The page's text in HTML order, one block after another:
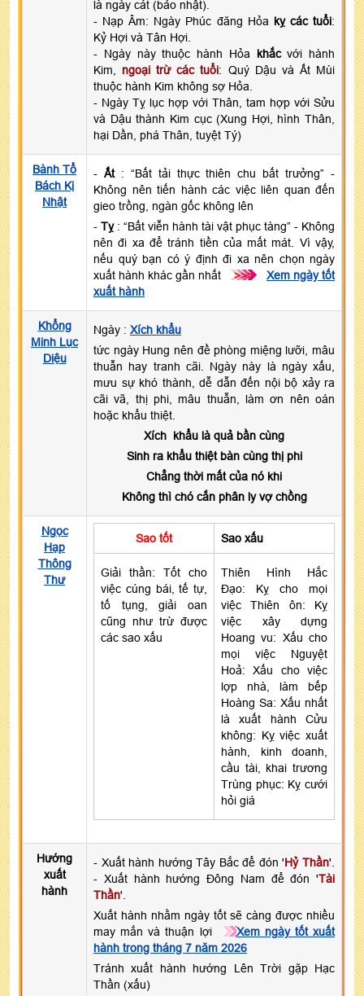
là ngày cát (bảo nhật).
- Nạp Âm: Ngày Phúc đăng Hỏa kỵ các tuổi:
Kỷ Hợi và Tân Hợi.
- Ngày này thuộc hành Hỏa khắcvới hành
Kim, ngoại trừ các tuổi: Quý Dậu và Ất Mùi
thuộc hành Kim không sợ Hỏa.
- Ngày Tỵ lục hợp với Thân, tam hợp với Sửu
và Dậu thành Kim cục (Xung Hợi, hình Thân,
hại Dần, phá Thân, tuyệt Tý)
Bành Tổ
Bách Kị
Nhật
- Ất: “Bất tải thực thiên chu bất trưởng” -
Không nên tiến hành các việc liên quan đến
gieo trồng, ngàn gốc không lên
- Tỵ: “Bất viễn hành tài vật phục tàng” - Không
nên đi xa để tránh tiền của mất mát. Vì vậy,
nếu quý bạn có ý định đi xa nên chọn ngày
xuất hành khác gần nhất
>>>
Xem ngày tốt
xuất hành
Khổng
Minh Lục
Diệu
Ngày : Xích khẩu
tức ngày Hung nên đề phòng miệng lưỡi, mâu
thuẫn hay tranh cãi. Ngày này là ngày xấu,
mưu sự khó thành, dễ dẫn đến nội bộ xảy ra
cãi vã, thị phi, mâu thuẫn, làm ơn nên oán
hoặc khẩu thiệt.
Xích khẩu là quả bần cùng
Sinh ra khẩu thiệt bàn cùng thị phi
Chẳng thời mất của nó khi
Không thì chó cắn phân ly vợ chồng
Ngọc
Hạp
Thông
Thư
Sao tốt Sao xấu
Giải thần: Tốt cho
việc cúng bái, tế tự,
tố tụng, giải oan
cũng như trừ được
các sao xấu
Thiên Hình Hắc
Đạo: Kỵ cho mọi
việc Thiên ôn: Kỵ
việc xây dựng
Hoang vu: Xấu cho
mọi việc Nguyệt
Hoả: Xấu cho việc
lợp nhà, làm bếp
Hoàng Sa: Xấu nhất
là xuất hành Cửu
không: Kỵ việc xuất
hành, kinh doanh,
cầu tài, khai trương
Trùng phục: Kỵ cưới
hỏi giá
Hướng
xuất
hành
- Xuất hành hướng Tây Bắc để đón 'Hỷ Thần'.
- Xuất hành hướng Đông Nam để đón 'Tài
Thần'.
Xuất hành nhằm ngày tốt sẽ càng được nhiều
may mắn và thuận lợi
Xem ngày tốt xuất
hành trong tháng 7 năm 2026
Tránh xuất hành hướng Lên Trời gặp Hạc
Thần (xấu)